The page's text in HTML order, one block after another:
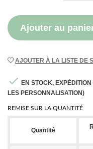
Ajouter au
AJOUTER À LA LISTE DE
 EN STOCK,
LES PERSONNALISATION)
REMISE SUR LA QUANTITÉ
Quantité